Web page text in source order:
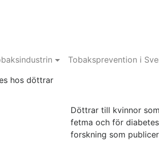
Tobaksprevention i
hos döttrar
Döttrar till kvinnor
fetma och för
forskning som